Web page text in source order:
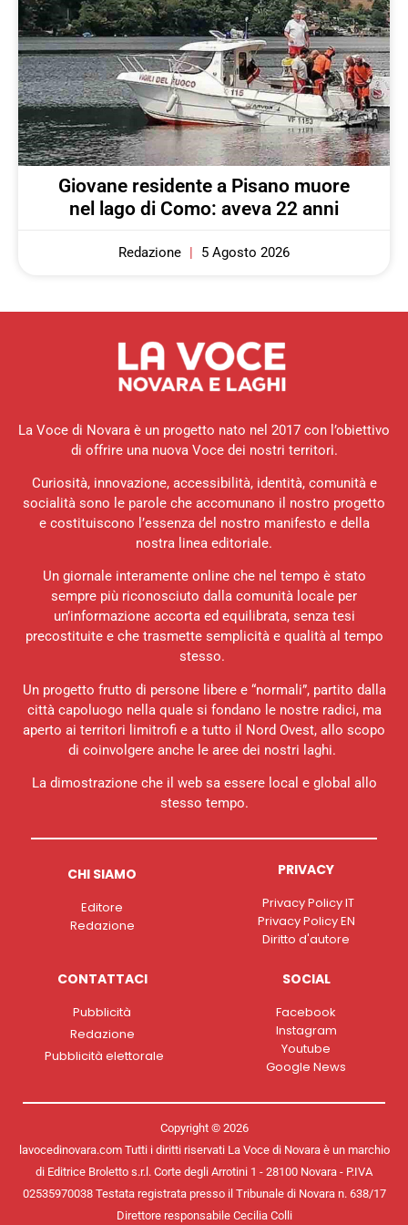
Giovane residente a Pisano muore
nel lago di Como: aveva 22 anni
Redazione 5 Agosto 2026
La Voce di Novara è un progetto nato nel 2017 con l’obiettivo
di offrire una nuova Voce dei nostri territori.
Curiosità, innovazione, accessibilità, identità, comunità e
socialità sono le parole che accomunano il nostro progetto
e costituiscono l’essenza del nostro manifesto e della
nostra linea editoriale.
Un giornale interamente online che nel tempo è stato
sempre più riconosciuto dalla comunità locale per
un’informazione accorta ed equilibrata, senza tesi
precostituite e che trasmette semplicità e qualità al tempo
stesso.
Un progetto frutto di persone libere e “normali”, partito dalla
città capoluogo nella quale si fondano le nostre radici, ma
aperto ai territori limitrofi e a tutto il Nord Ovest, allo scopo
di coinvolgere anche le aree dei nostri laghi.
La dimostrazione che il web sa essere local e global allo
stesso tempo.
CHI SIAMO
Editore
Redazione
PRIVACY
Privacy Policy IT
Privacy Policy EN
Diritto d'autore
CONTATTACI
Pubblicità
Redazione
Pubblicità elettorale
SOCIAL
Facebook
Instagram
Youtube
Google News
Copyright © 2026
lavocedinovara.com Tutti i diritti riservati La Voce di Novara è un marchio
di Editrice Broletto s.r.l. Corte degli Arrotini 1 - 28100 Novara - P.IVA
02535970038 Testata registrata presso il Tribunale di Novara n. 638/17
Direttore responsabile Cecilia Colli